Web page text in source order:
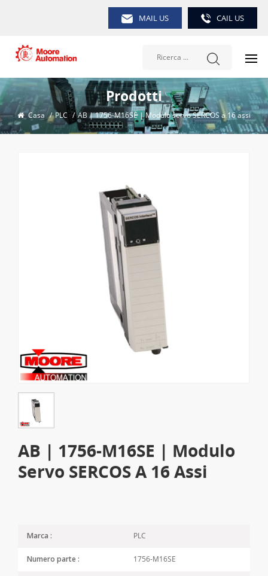
MAIL US CAIL US
Prodotti
Casa / PLC / AB | 1756-M16SE | Modulo servo SERCOS a 16 assi
AB | 1756-M16SE | Modulo
Servo SERCOS A 16 Assi
Marca : PLC
Numero parte : 1756-M16SE